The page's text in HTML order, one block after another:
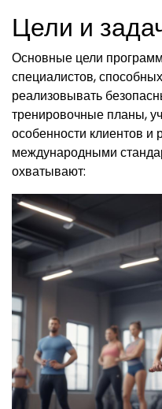
Цели и
Основные цели
специалистов,
реализовывать
тренировочные планы,
особенности клиентов и
международными
охватывают: